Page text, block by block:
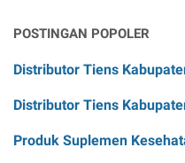
POSTINGAN POPOLER
Distributor Tiens
Distributor Tiens
Produk Suplemen